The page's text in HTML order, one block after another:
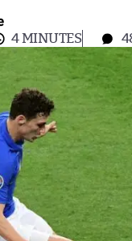
4 MINUTES